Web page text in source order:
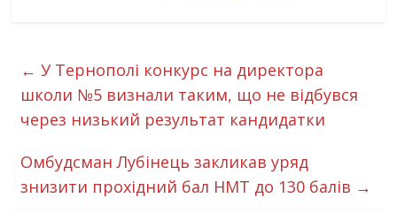
← У Тернополі конкурс на директора
школи №5 визнали таким, що не відбувся
через низький результат кандидатки
Омбудсман Лубінець закликав уряд
знизити прохідний бал НМТ до 130 балів →